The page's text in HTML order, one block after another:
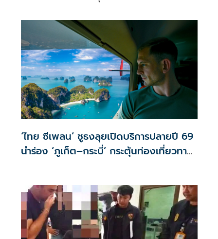
‘ไทย ซีเพลน’ ชูธงลุยเปิดบริการปลายปี 69
นำร่อง ‘ภูเก็ต–กระบี่’ กระตุ้นท่องเที่ยวทาง